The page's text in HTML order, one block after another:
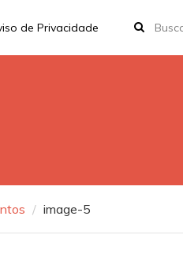
de Privacidade
image-5